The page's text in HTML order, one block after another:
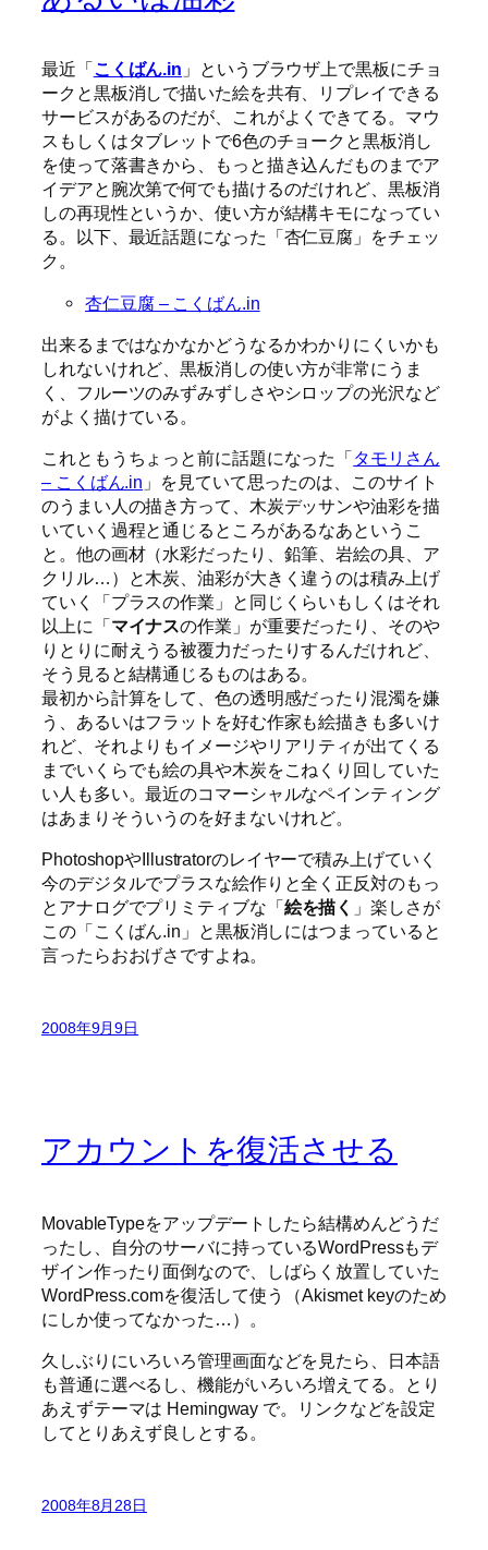
最近「 こくばん.in 」というブラウザ上で黒板にチョ
ークと黒板消しで描いた絵を共有、リプレイできる
サービスがあるのだが、これがよくできてる。マウ
スもしくはタブレットで6色のチョークと黒板消し
を使って落書きから、もっと描き込んだものまでア
イデアと腕次第で何でも描けるのだけれど、黒板消
しの再現性というか、使い方が結構キモになってい
る。以下、最近話題になった「杏仁豆腐」をチェッ
ク。
杏仁豆腐 – こくばん.in
出来るまではなかなかどうなるかわかりにくいかも
しれないけれど、黒板消しの使い方が非常にうま
く、フルーツのみずみずしさやシロップの光沢など
がよく描けている。
これともうちょっと前に話題になった「タモリさん
– こくばん.in 」を見ていて思ったのは、このサイト
のうまい人の描き方って、木炭デッサンや油彩を描
いていく過程と通じるところがあるなあというこ
と。他の画材（水彩だったり、鉛筆、岩絵の具、ア
クリル…）と木炭、油彩が大きく違うのは積み上げ
ていく「プラスの作業」と同じくらいもしくはそれ
以上に「マイナスの作業」が重要だったり、そのや
りとりに耐えうる被覆力だったりするんだけれど、
そう見ると結構通じるものはある。
最初から計算をして、色の透明感だったり混濁を嫌
う、あるいはフラットを好む作家も絵描きも多いけ
れど、それよりもイメージやリアリティが出てくる
までいくらでも絵の具や木炭をこねくり回していた
い人も多い。最近のコマーシャルなペインティング
はあまりそういうのを好まないけれど。
PhotoshopやIllustratorのレイヤーで積み上げていく
今のデジタルでプラスな絵作りと全く正反対のもっ
とアナログでプリミティブな「 絵を描く 」楽しさが
この「こくばん.in」と黒板消しにはつまっていると
言ったらおおげさですよね。
2008年9月9日
アカウントを復活させる
MovableTypeをアップデートしたら結構めんどうだ
ったし、自分のサーバに持っているWordPressもデ
ザイン作ったり面倒なので、しばらく放置していた
WordPress.comを復活して使う（Akismet keyのため
にしか使ってなかった…）。
久しぶりにいろいろ管理画面などを見たら、日本語
も普通に選べるし、機能がいろいろ増えてる。とり
あえずテーマは Hemingway で。リンクなどを設定
してとりあえず良しとする。
2008年8月28日